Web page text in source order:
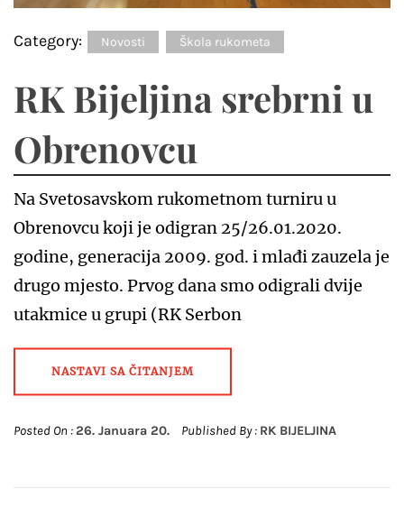
Category: Novosti Škola rukometa
RK Bijeljina srebrni u
Obrenovcu
Na Svetosavskom rukometnom turniru u
Obrenovcu koji je odigran 25/26.01.2020.
godine, generacija 2009. god. i mlađi zauzela je
drugo mjesto. Prvog dana smo odigrali dvije
utakmice u grupi (RK Serbon
NASTAVI SA ČITANJEM
Posted On :26. Januara 20. Published By : RK BIJELJINA